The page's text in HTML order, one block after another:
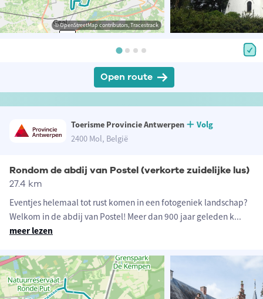
© OpenStreetMap contributors, Tracestrack
Open route
Toerisme Provincie Antwerpen
Volg
2400 Mol, België
Rondom de abdij van Postel (verkorte zuidelijke lus)
27.4 km
Eventjes helemaal tot rust komen in een fotogeniek landschap?
Welkom in de abdij van Postel! Meer dan 900 jaar geleden k...
meer lezen